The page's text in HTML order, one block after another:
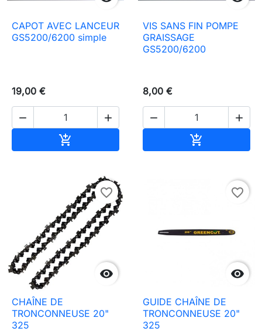
CAPOT AVEC LANCEUR
GS5200/6200 simple
19,00 €
 

VIS SANS FIN POMPE
GRAISSAGE
GS5200/6200
8,00 €
 


favorite_border
CHAÎNE DE
TRONCONNEUSE 20"
325

favorite_border
GUIDE CHAÎNE DE
TRONCONNEUSE 20"
325